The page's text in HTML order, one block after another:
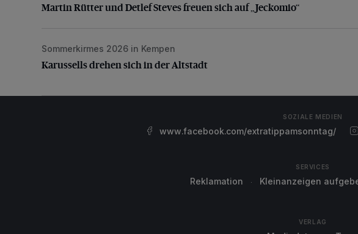
Martin Rütter und Detlef Steves freuen sich auf „Jeckomio“
Karussells drehen sich in der Altstadt
Sommerkirmes 2026 in Kempen
Karussells drehen sich in der Altstadt
SOZIALE MEDIEN
www.facebook.com/extratippamsonntag/
SERVICES
Reklamation Kleinanzeigen
VERLAG